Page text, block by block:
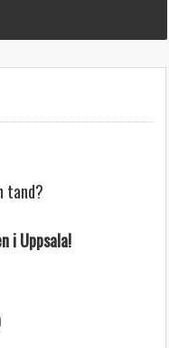
tand?
i Uppsala!